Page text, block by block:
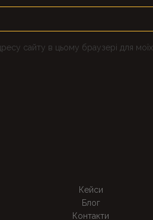
сайту в цьому браузері для моїх
Кейси
Блог
Контакти